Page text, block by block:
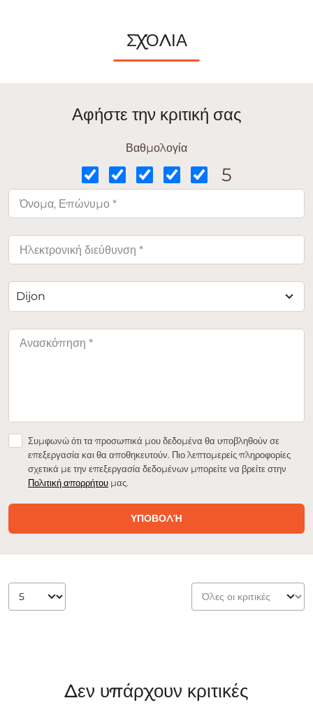
ΣΧΌΛΙΑ
Αφήστε την κριτική σας
Βαθμολογία
5
Dijon
Συμφωνώ ότι τα προσωπικά μου δεδομένα θα υποβληθούν σε
επεξεργασία και θα αποθηκευτούν. Πιο λεπτομερείς πληροφορίες
σχετικά με την επεξεργασία δεδομένων μπορείτε να βρείτε στην
Πολιτική απορρήτου μας.
ΥΠΟΒΟΛΉ
Δεν υπάρχουν κριτικές